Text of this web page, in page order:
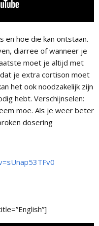
en hoe die kan ontstaan.
diarree of wanneer je
moet je altijd met
je extra cortison moet
het ook noodzakelijk zijn
hebt. Verschijnselen:
moe. Als je weer beter
dosering